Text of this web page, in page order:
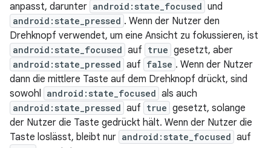
anpasst, darunter android:state_focused und
android:state_pressed . Wenn der Nutzer den
Drehknopf verwendet, um eine Ansicht zu fokussieren, ist
android:state_focused auf true gesetzt, aber
android:state_pressed auf false . Wenn der Nutzer
dann die mittlere Taste auf dem Drehknopf drückt, sind
sowohl android:state_focused als auch
android:state_pressed auf true gesetzt, solange
der Nutzer die Taste gedrückt hält. Wenn der Nutzer die
Taste loslässt, bleibt nur android:state_focused auf